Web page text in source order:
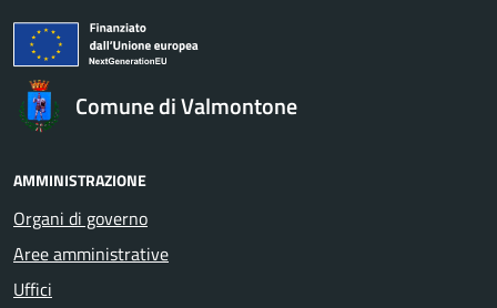
Comune di Valmontone
AMMINISTRAZIONE
Organi di governo
Aree amministrative
Uffici